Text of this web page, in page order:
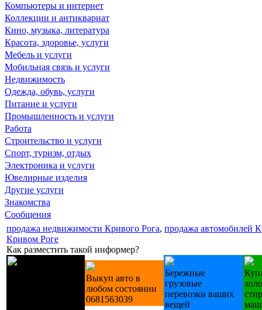
Компьютеры и интернет
Коллекции и антиквариат
Кино, музыка, литература
Красота, здоровье, услуги
Мебель и услуги
Мобильная связь и услуги
Недвижимость
Одежда, обувь, услуги
Питание и услуги
Промышленность и услуги
Работа
Строительство и услуги
Спорт, туризм, отдых
Электроника и услуги
Ювелирные изделия
Другие услуги
Знакомства
Сообщения
продажа недвижимости Кривого Рога, продажа автомобилей
Кривом Роге
Как разместить такой информер?
Выкуп авто в
любом состоянии
0681563039
Бережные
грузовые
перевозки ваших
вещей